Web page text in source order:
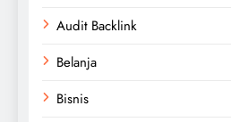
Audit Backlink
Belanja
Bisnis